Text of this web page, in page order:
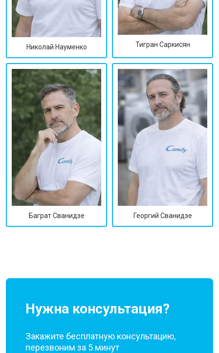
Николай Науменко Тигран Саркисян
Баграт Сванидзе Георгий Сванидзе
Нужна консультация?
Закажите бесплатную консультацию,
перезвоним за 5 минут